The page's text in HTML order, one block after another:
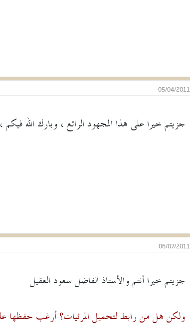
05/04/2011
جزيتم خيرا على هذا المجهود الرائع ، وبارك الله
06/07/2011
جزيتم خيرا أنتم والأستاذ الفاضل سعود العقيل
ولكن هل من رابط لتحميل المرئيات؟ أرغب حفظها